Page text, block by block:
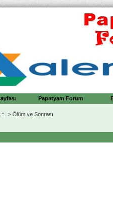
Papatyam Forum
> Ölüm ve Sonrası